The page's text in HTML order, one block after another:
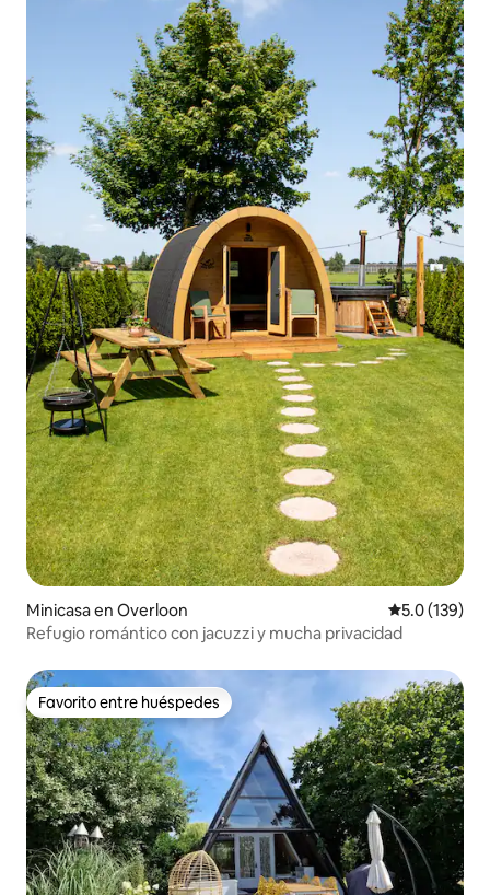
Minicasa en Overloon Calificación
5.0 (139)
Refugio romántico con jacuzzi y mucha privacidad
Favorito entre huéspedes
Favorito entre huéspedes